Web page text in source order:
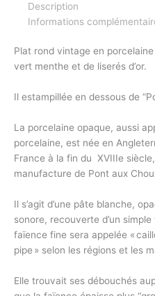
Description
Informations
Plat rond vintage en
vert menthe et de liserés d’or.
Il estampillée en dessous de
La porcelaine opaque, aussi
porcelaine, est née en
France à la fin du XVIIIe
manufacture de Pont aux
Il s’agit d’une pâte blanche,
sonore, recouverte d’un
faïence fine sera appelée «
pipe » selon les régions et les
Elle trouvait ses débouchés